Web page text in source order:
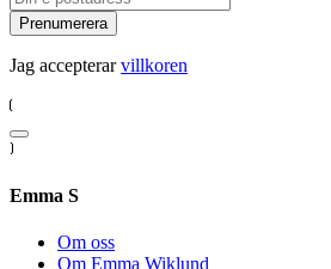
Prenumerera
Jag accepterarvillkoren
Emma S
Om oss
Om Emma Wiklund